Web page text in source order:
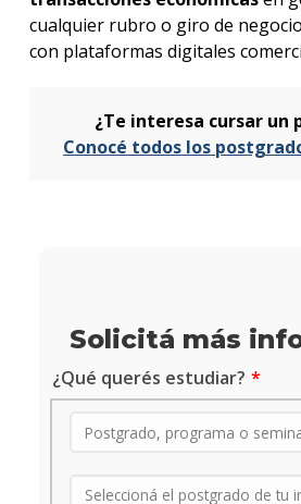
cualquier rubro o giro de
con plataformas digitales
¿Te interesa cursar un
Conocé todos los
Solicitá más
¿Qué querés estudiar?